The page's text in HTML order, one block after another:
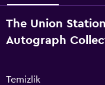
The Union
Autograph
Temizlik